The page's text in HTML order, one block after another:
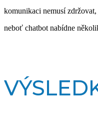
komunikaci nemusí
neboť chatbot nabídne